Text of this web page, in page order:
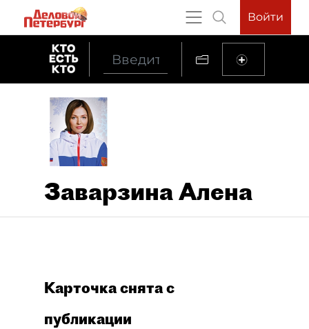
Войти
Заварзина Алена
Карточка снята с
публикации